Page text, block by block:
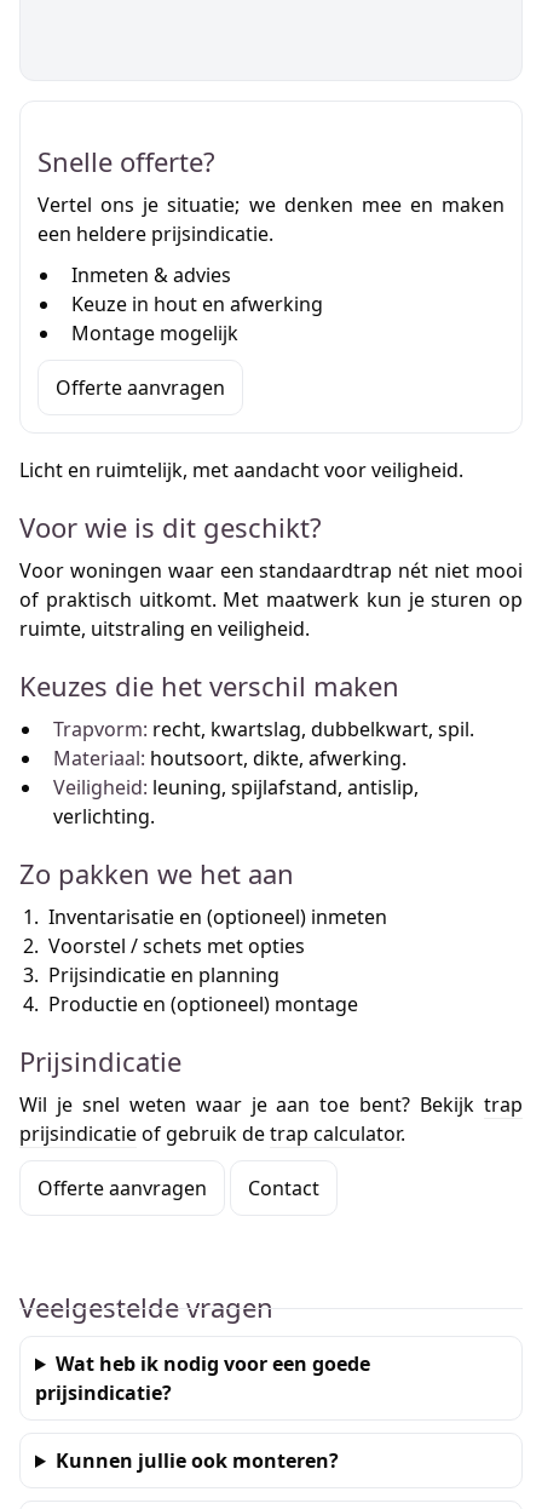
Snelle offerte?
Vertel ons je situatie; we denken mee en maken
een heldere prijsindicatie.
Inmeten & advies
Keuze in hout en afwerking
Montage mogelijk
Offerte aanvragen
Licht en ruimtelijk, met aandacht voor veiligheid.
Voor wie is dit geschikt?
Voor woningen waar een standaardtrap nét niet mooi
of praktisch uitkomt. Met maatwerk kun je sturen op
ruimte, uitstraling en veiligheid.
Keuzes die het verschil maken
Trapvorm: recht, kwartslag, dubbelkwart, spil.
Materiaal: houtsoort, dikte, afwerking.
Veiligheid: leuning, spijlafstand, antislip,
verlichting.
Zo pakken we het aan
Inventarisatie en (optioneel) inmeten
Voorstel / schets met opties
Prijsindicatie en planning
Productie en (optioneel) montage
Prijsindicatie
Wil je snel weten waar je aan toe bent? Bekijk trap
prijsindicatieof gebruik detrap calculator.
Offerte aanvragen Contact
Veelgestelde vragen
Wat heb ik nodig voor een goede
prijsindicatie?
Kunnen jullie ook monteren?